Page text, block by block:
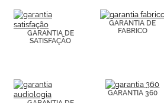
de páginas
visitadas).
Puedes
consultar más
Cookies.
GARANTIA DE
SATISFAÇÃO
GARANTIA DE
FABRICO
GARANTIA 360